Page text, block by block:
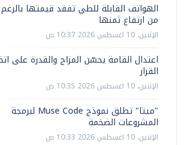
الهواتف القابلة للطي تفقد قيمتها بالرغم
من ارتفاع ثمنها
الإثنين، 10 اغسطس 2026 10:37 ص
اعتدال القامة يحسّن المزاج والقدرة على
القرار
الإثنين، 10 اغسطس 2026 10:35 ص
"ميتا" تطلق نموذج Muse Code لبرمجة
المشروعات الضخمة
الإثنين، 10 اغسطس 2026 10:33 ص